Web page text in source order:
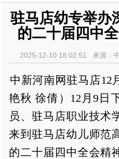
驻马店幼专举办
的二十届四中
2025-12-10 18:02:51 来源：
中新河南网驻马店12
艳秋 徐倩）12月9日
员、驻马店职业技术
来到驻马店幼儿师范
的二十届四中全会精